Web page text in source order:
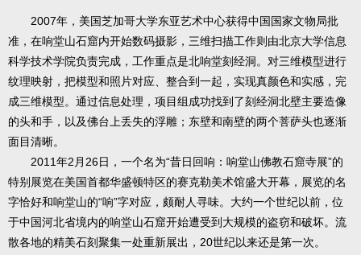
2007年，美国芝加哥大学东亚艺术中心获得中国国家文物局批
准，在响堂山石窟内开始数码摄影，三维扫描工作则由北京大学信息
科学技术学院负责完成，工作重点是北响堂刻经洞。对三维模型进行
纹理映射，把模型和照片对应、整合到一起，实现真颜色和实感，完
成三维模型。通过信息处理，项目组成功找到了刻经洞北壁主要造像
的头和手，以及佛台上丢失的浮雕；东壁和南壁的两个菩萨头也逐渐
面目清晰。
2011年2月26日，一个名为“昔日回响：响堂山佛教石窟寺展”的
特别展览在美国首都华盛顿特区的赛克勒美术馆盛大开幕，展览的名
字恰好和响堂山的“响”字对应，颇耐人寻味。大约一个世纪以前，位
于中国河北省境内的响堂山石窟开始遭受到大规模的盗窃和破坏。流
散各地的精美石刻聚集一处重新展出，20世纪以来还是第一次。